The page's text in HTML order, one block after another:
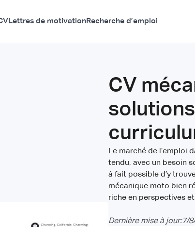
Lettres de motivationRecherche d’emploi
CV
Le marché de l’emploi
tendu, avec un besoin
à fait possible d’y
mécanique moto bien
riche en perspectives
Dernière mise à jour:7/